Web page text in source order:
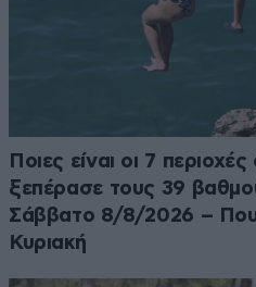
Ποιες είναι οι 7
ξεπέρασε τους 39
Σάββατο 8/8/2026 –
Κυριακή